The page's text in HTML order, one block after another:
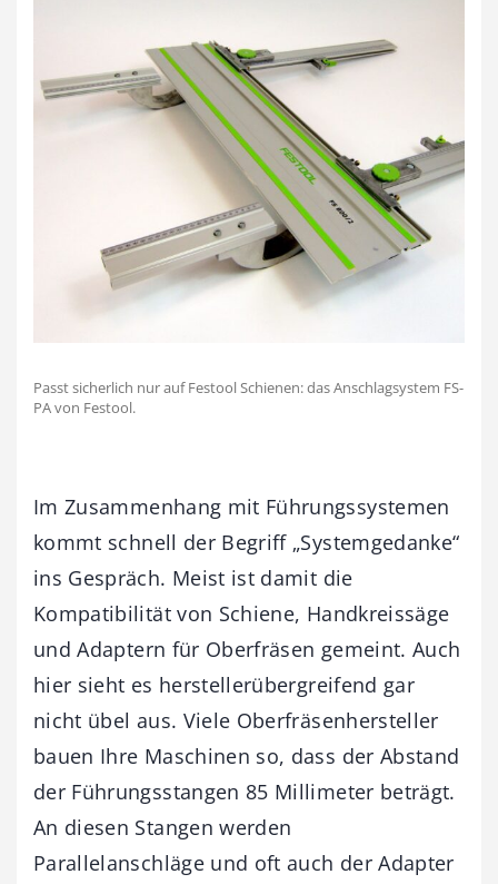
Passt sicherlich nur auf Festool Schienen: das Anschlagsystem FS-
PA von Festool.
Im Zusammenhang mit Führungssystemen
kommt schnell der Begriff „Systemgedanke“
ins Gespräch. Meist ist damit die
Kompatibilität von Schiene, Handkreissäge
und Adaptern für Oberfräsen gemeint. Auch
hier sieht es herstellerübergreifend gar
nicht übel aus. Viele Oberfräsenhersteller
bauen Ihre Maschinen so, dass der Abstand
der Führungsstangen 85 Millimeter beträgt.
An diesen Stangen werden
Parallelanschläge und oft auch der Adapter